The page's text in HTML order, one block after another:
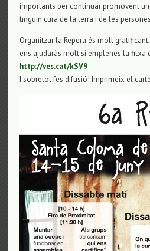
importants per continuar promovent
tinguin cura de la terra i de les
Organitzar la Repera és molt
ens ajudaràs molt si emplenes la fitxa
http://ves.cat/kSV9
I sobretot fes difusió! Imprimeix el